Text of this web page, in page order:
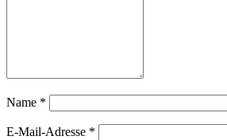
Name *
E-Mail-Adresse *